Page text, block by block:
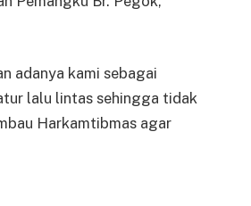
adanya kami sebagai
lalu lintas sehingga tidak
Harkamtibmas agar